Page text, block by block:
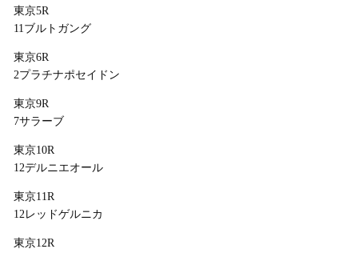
東京5R
11ブルトガング
東京6R
2プラチナポセイドン
東京9R
7サラーブ
東京10R
12デルニエオール
東京11R
12レッドゲルニカ
東京12R